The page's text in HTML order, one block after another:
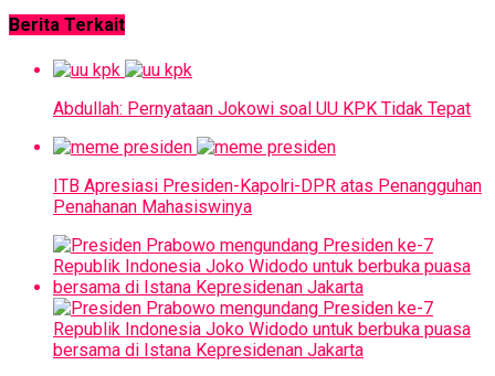
Berita Terkait
Abdullah: Pernyataan Jokowi soal UU KPK Tidak Tepat
ITB Apresiasi Presiden-Kapolri-DPR atas Penangguhan
Penahanan Mahasiswinya